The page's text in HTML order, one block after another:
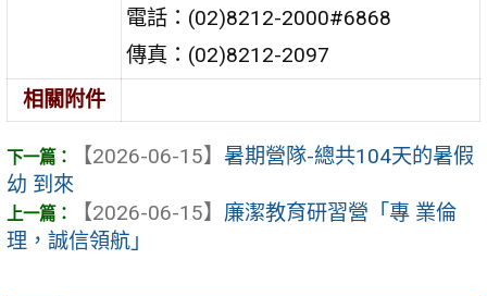
電話：(02)8212-2000#6868
傳真：(02)8212-2097
相關附件
【2026-06-15】 暑期營隊-總共104天的暑假
幼 到來
【2026-06-15】 廉潔教育研習營「專 業倫
理，誠信領航」